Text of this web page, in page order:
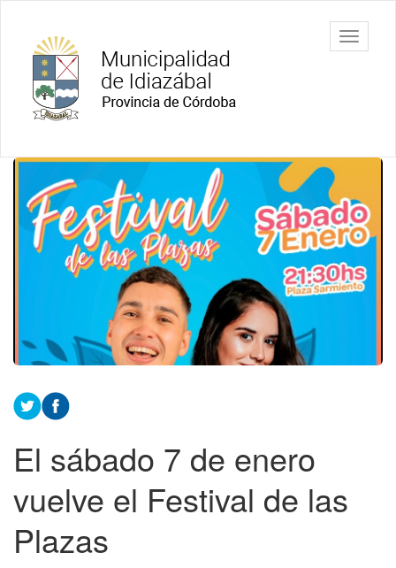
contenido
principal
Municipalidad
de Idiazábal
barra
Contenido
principal
El sábado 7 de enero
vuelve el Festival de las
Plazas